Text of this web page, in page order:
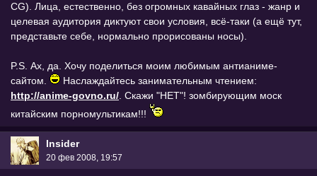
CG). Лица, естественно, без огромных кавайных глаз - жанр и
целевая аудитория диктуют свои условия, всё-таки (а ещё тут,
представьте себе, нормально прорисованы носы).
P.S. Ах, да. Хочу поделиться моим любимым антианиме-
сайтом.
Наслаждайтесь занимательным чтением:
http://anime-govno.ru/. Скажи "НЕТ"! зомбирующим моск
китайским порномультикам!!!
Insider
20 фев 2008, 19:57